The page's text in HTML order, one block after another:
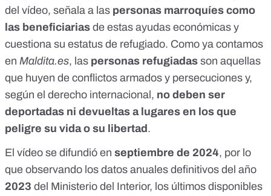
del vídeo, señala a las personas marroquíes como
las beneficiarias de estas ayudas económicas y
cuestiona su estatus de refugiado. Como ya contamos
en Maldita.es, las personas refugiadas son aquellas
que huyen de conflictos armados y persecuciones y,
según el derecho internacional, no deben ser
deportadas ni devueltas a lugares en los que
peligre su vida o su libertad.
El vídeo se difundió en septiembre de 2024, por lo
que observando los datos anuales definitivos del año
2023 del Ministerio del Interior, los últimos disponibles